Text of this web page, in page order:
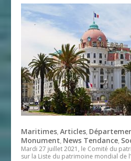
Maritimes,Articles,
Monument, News Tendance,
Mardi 27 juillet 2021, le Comité du
sur la Liste du patrimoine mondial de